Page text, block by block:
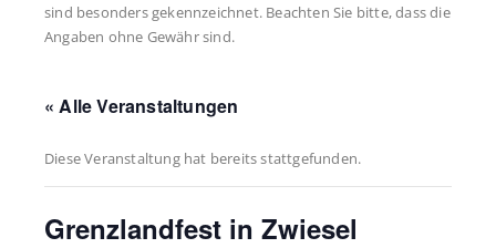
sind besonders gekennzeichnet. Beachten Sie bitte, dass die
Angaben ohne Gewähr sind.
« Alle Veranstaltungen
Diese Veranstaltung hat bereits stattgefunden.
Grenzlandfest in Zwiesel